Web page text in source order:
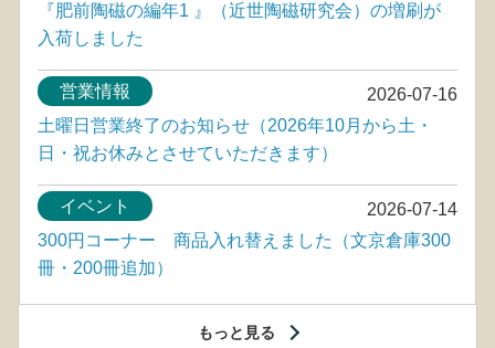
『肥前陶磁の編年1 』（近世陶磁研究会）の増刷が
入荷しました
2026-07-16
営業情報
土曜日営業終了のお知らせ（2026年10月から土・
日・祝お休みとさせていただきます）
2026-07-14
イベント
300円コーナー 商品入れ替えました（文京倉庫300
冊・200冊追加）
もっと見る